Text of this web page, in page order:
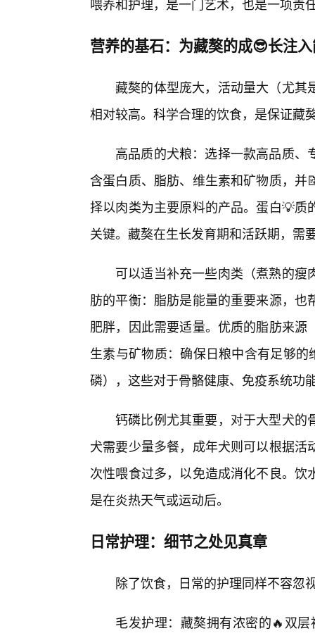
营养的基石：为藏獒的成😎长注
藏獒的体型庞大，活动量大（尤其
相对较高。科学合理的饮食，是保证藏
高品质的犬粮：选择一款高品质
含蛋白质、脂肪、维生素和矿物质，
择以肉类为主要原料的产品。蛋白💡
关键。藏獒在生长发育期和活跃期，需
可以适当补充一些肉类（煮熟的
肪的平衡：脂肪是能量的重要来源，
肥胖，因此需要适量。优质的脂肪来
生素与矿物质：确保日粮中含有足够
磷），这些对于骨骼健康、免疫系统功
钙磷比例尤其重要，对于大型犬
犬需要少量多餐，成年犬则可以根据
次性喂食过多，以免造成消化不良。
是在炎热天气或运动后。
日常护理：细节之处见真章
除了饮食，日常的护理同样不容忽
毛发护理：藏獒拥有浓密的🔥双